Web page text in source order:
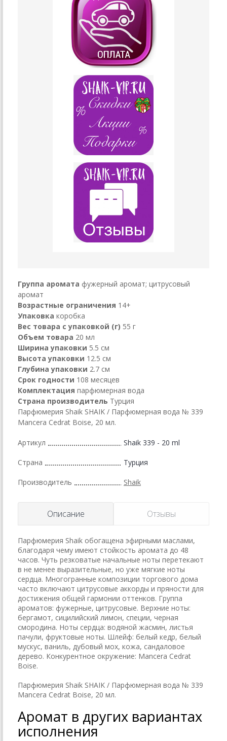
Группа аромата фужерный аромат; цитрусовый
аромат
Возрастные ограничения 14+
Упаковка коробка
Вес товара с упаковкой (г) 55 г
Объем товара 20 мл
Ширина упаковки 5.5 см
Высота упаковки 12.5 см
Глубина упаковки 2.7 см
Срок годности 108 месяцев
Комплектация парфюмерная вода
Страна производитель Турция
Парфюмерия Shaik SHAIK / Парфюмерная вода № 339
Mancera Cedrat Boise, 20 мл.
Артикул Shaik 339 - 20 ml
Страна Турция
Производитель Shaik
Описание Отзывы
Парфюмерия Shaik обогащена эфирными маслами,
благодаря чему имеют стойкость аромата до 48
часов. Чуть резковатые начальные ноты перетекают
в не менее выразительные, но уже мягкие ноты
сердца. Многогранные композиции торгового дома
часто включают цитрусовые аккорды и пряности для
достижения общей гармонии оттенков. Группа
ароматов: фужерные, цитрусовые. Верхние ноты:
бергамот, сицилийский лимон, специи, черная
смородина. Ноты сердца: водяной жасмин, листья
пачули, фруктовые ноты. Шлейф: белый кедр, белый
мускус, ваниль, дубовый мох, кожа, сандаловое
дерево. Конкурентное окружение: Mancera Cedrat
Boise.
Парфюмерия Shaik SHAIK / Парфюмерная вода № 339
Mancera Cedrat Boise, 20 мл.
Аромат в других вариантах
исполнения